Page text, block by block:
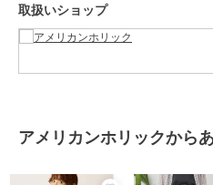
感じ方には個人差があります
※記載の結果は生地の状態での測定
・はっ水防水加工を施しているため
なる可能性がございます。またデザ
取扱いショップ
アメリカンホリックから